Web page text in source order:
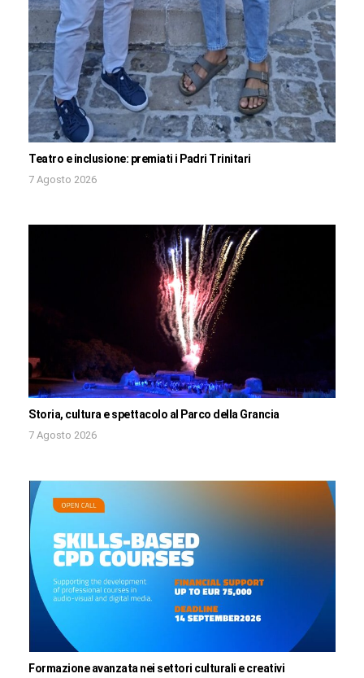
Teatro e inclusione: premiati i Padri Trinitari
7 Agosto 2026
Storia, cultura e spettacolo al Parco della Grancia
7 Agosto 2026
Formazione avanzata nei settori culturali e creativi